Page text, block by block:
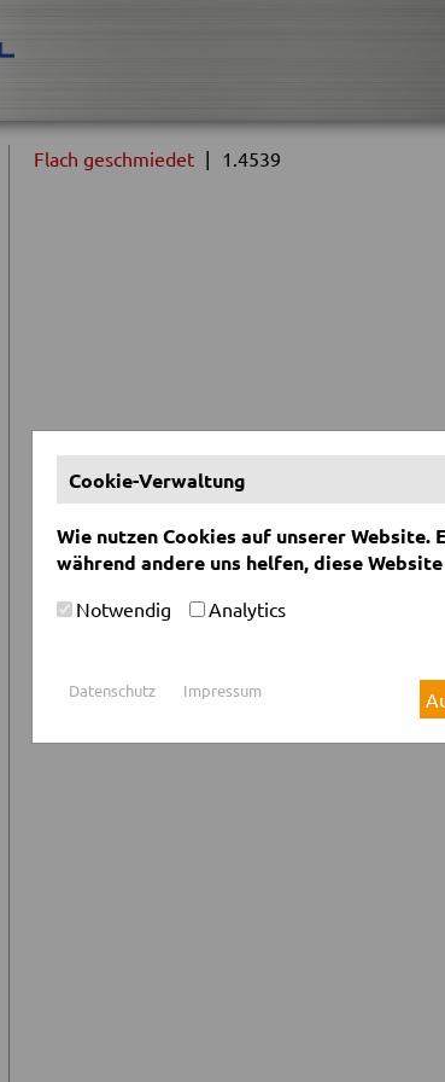
Flach geschmiedet | 1.4539
Cookie-Verwaltung
Wie nutzen Cookies auf unserer Website.
während andere uns helfen, diese
Notwendig Analytics
Datenschutz Impressum